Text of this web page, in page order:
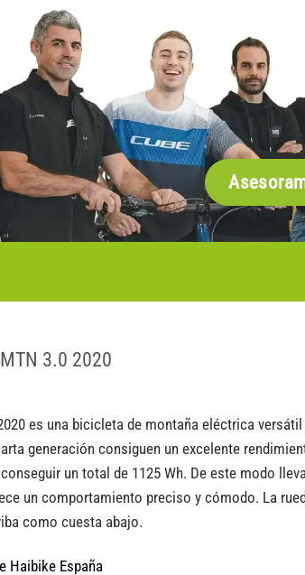
3.0 2020
es una bicicleta de montaña eléctrica
generación consiguen un excelente
un total de 1125 Wh. De este modo
un comportamiento preciso y cómodo. La
como cuesta abajo.
Haibike España